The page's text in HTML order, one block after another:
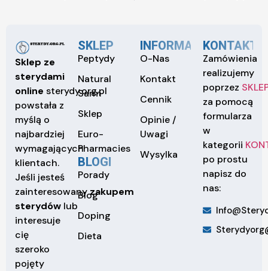
Sklep ze
sterydami
online sterydy.org.pl
powstała z
myślą o
najbardziej
wymagających
klientach.
Jeśli jesteś
zainteresowanyzakupem
sterydów lub
interesuje
cię
szeroko
pojęty
SKLEP
Peptydy
Natural
Sarm
Sklep
Euro-
Pharmacies
BLOGI
Porady
Blog
Doping
Dieta
INFORMACJE
O-Nas
Kontakt
Cennik
Opinie /
Uwagi
Wysylka
KONTAKT
Zamówienia
realizujemy
poprzez
za pomocą
formularza
w
kategorii
po prostu
napisz do
nas: